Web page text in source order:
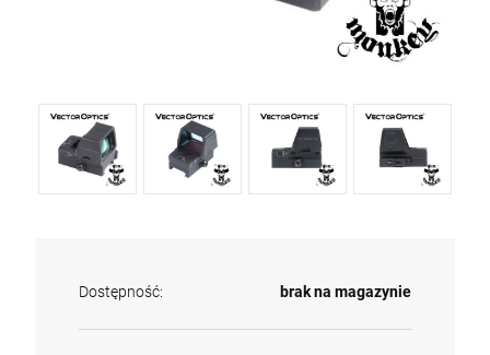
Dostępność: brak na magazynie